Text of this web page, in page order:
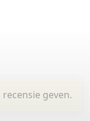
geven.